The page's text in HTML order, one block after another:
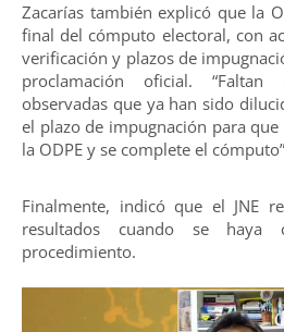
Zacarías también explicó que la
final del cómputo electoral, con
verificación y plazos de
proclamación oficial.
observadas que ya han sido
el plazo de impugnación para
la ODPE y se complete el
Finalmente, indicó que el JNE
resultados cuando se haya
procedimiento.